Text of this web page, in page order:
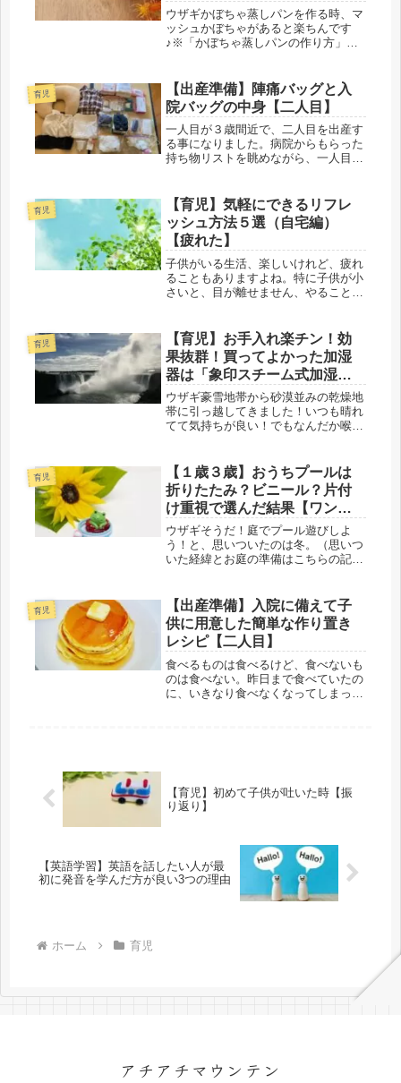
ウザギかぼちゃ蒸しパンを作る時、マ
ッシュかぼちゃがあると楽ちんです
♪※「かぼちゃ蒸しパンの作り方」の
シピ｜豆腐入りで栄養満点【作り置
き】関連記事ホットケーキミックスが
ないと...
育児
【出産準備】陣痛バッグと入
院バッグの中身【二人目】
一人目が３歳間近で、二人目を出産す
る事になりました。病院からもらった
持ち物リストを眺めながら、一人目の
も必要だった、といろいろ出てきたの
で、それを踏まえて、荷物をまとめま
し...
育児
【育児】気軽にできるリフレ
ッシュ方法５選（自宅編）
【疲れた】
子供がいる生活、楽しいけれど、疲れ
ることもありますよね。特に子供が小
さいと、目が離せません、やることが
のか、特に体を動かしていない日で
も、疲れたー！と思うことが多いで
す。最...
育児
【育児】お手入れ楽チン！効
果抜群！買ってよかった加湿
器は「象印スチーム式加湿
器 EE-DE50-WA」【風邪予
防】
ウザギ豪雪地帯から砂漠並みの乾燥地
帯に引っ越してきました！いつも晴れ
てて気持ちが良い！でもなんだか喉が
雪が積もる地域で生まれ育ちました。
結婚して何度か引っ越し、子供が産ま
れ...
育児
【１歳３歳】おうちプールは
折りたたみ？ビニール？片付
け重視で選んだ結果【ワンオ
ペ】
ウザギそうだ！庭でプール遊びしよ
う！と、思いついたのは冬。（思いつ
いた経緯とお庭の準備はこちらの記事
４歳と１歳の子供と遊ぶには、どんな
プールがいいのだろうか。約半年間、
お庭...
育児
【出産準備】入院に備えて子
供に用意した簡単な作り置き
レシピ【二人目】
食べるものは食べるけど、食べないも
のは食べない。昨日まで食べていたの
に、いきなり食べなくなってしまっ
【育児】初めて子供が吐いた時【振
り返り】
【英語学習】英語を話したい人が最
初に発音を学んだ方が良い3つの理由
ホーム 育児
アチアチマウンテン